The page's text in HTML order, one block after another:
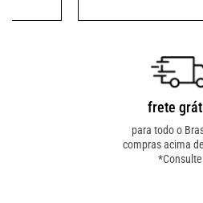
ADICIONAR À
frete
para todo o
compras acima
*Consulte